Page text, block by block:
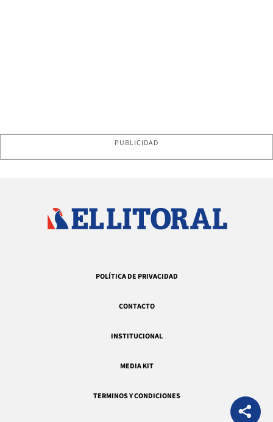
PUBLICIDAD
POLÍTICA DE PRIVACIDAD
CONTACTO
INSTITUCIONAL
MEDIA KIT
TERMINOS Y CONDICIONES